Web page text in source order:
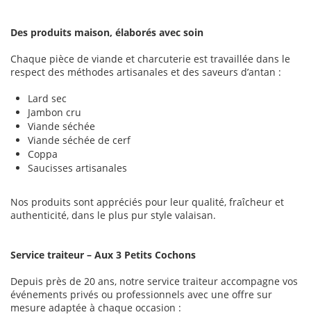
Des produits maison, élaborés avec soin
Chaque pièce de viande et charcuterie est travaillée dans le
respect des méthodes artisanales et des saveurs d’antan :
Lard sec
Jambon cru
Viande séchée
Viande séchée de cerf
Coppa
Saucisses artisanales
Nos produits sont appréciés pour leur qualité, fraîcheur et
authenticité, dans le plus pur style valaisan.
Service traiteur – Aux 3 Petits Cochons
Depuis près de 20 ans, notre service traiteur accompagne vos
événements privés ou professionnels avec une offre sur
mesure adaptée à chaque occasion :